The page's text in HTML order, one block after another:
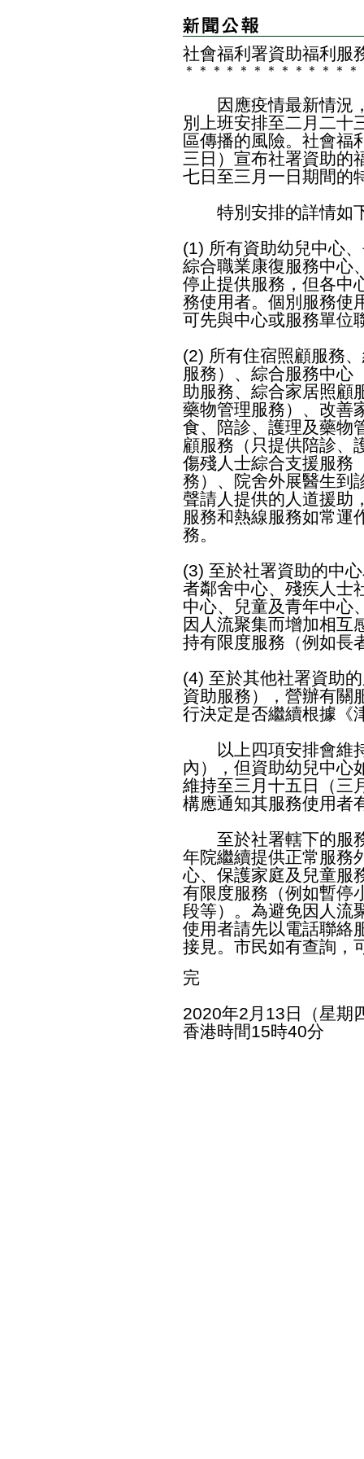
社會福利署資助福利服
＊ ＊ ＊ ＊ ＊ ＊ ＊ ＊ ＊ ＊ ＊ ＊ ＊
因應疫情最新情況，
別上班安排至二月二十
區傳播的風險。社會福
三日）宣布社署資助的
七日至三月一日期間的
特別安排的詳情
(1) 所有資助幼兒中心
綜合職業康復服務中心
停止提供服務，但各中
務使用者。個別服務使
可先與中心或服務單位
(2) 所有住宿照顧服務
服務）、綜合服務中心
助服務、綜合家居照顧
藥物管理服務）、改善
食、陪診、護理及藥物
顧服務（只提供陪診、
傷殘人士綜合支援服務
務）、院舍外展醫生到
聲請人提供的人道援助
服務和熱線服務如常運
務。
(3) 至於社署資助的中
者鄰舍中心、殘疾人士
中心、兒童及青年中心
因人流聚集而增加相互
持有限度服務（例如長
(4) 至於其他社署資助
資助服務），營辦有關
行決定是否繼續根據《
以上四項安排會維持
內），但資助幼兒中心
維持至三月十五日（三
構應通知其服務使用者
至於社署轄下的服務
年院繼續提供正常服務
心、保護家庭及兒童服
有限度服務（例如暫停
段等）。為避免因人流
使用者請先以電話聯絡
接見。市民如有查詢，
完
2020年2月13日（星期
香港時間15時40分